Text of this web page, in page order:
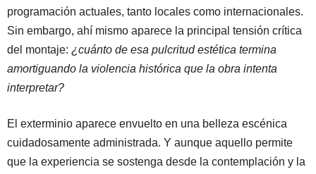
programación actuales, tanto locales como internacionales.
Sin embargo, ahí mismo aparece la principal tensión crítica
del montaje: ¿cuánto de esa pulcritud estética termina
amortiguando la violencia histórica que la obra intenta
interpretar?
El exterminio aparece envuelto en una belleza escénica
cuidadosamente administrada. Y aunque aquello permite
que la experiencia se sostenga desde la contemplación y la